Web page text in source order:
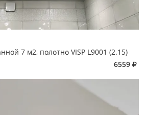
7 м2, полотно VISP L9001 (2.15)
6559